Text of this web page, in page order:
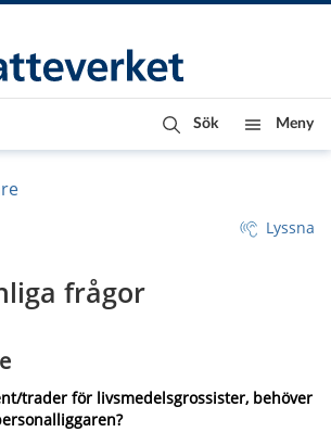
Sök Meny
Lyssna
frågor
trader för livsmedelsgrossister, behöver